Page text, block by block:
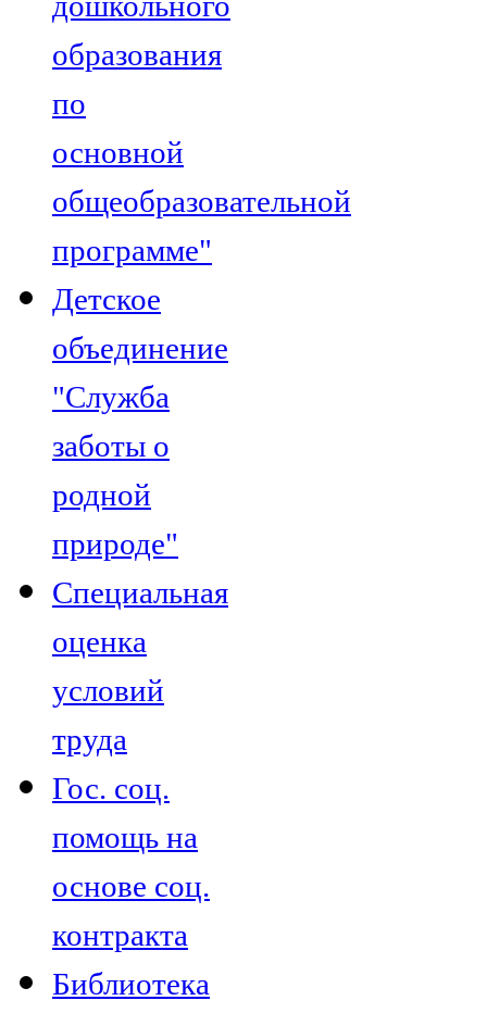
образования
по
основной
общеобразовательной
программе"
Детское
объединение
"Служба
заботы о
родной
природе"
Специальная
оценка
условий
труда
Гос. соц.
помощь на
основе соц.
контракта
Библиотека